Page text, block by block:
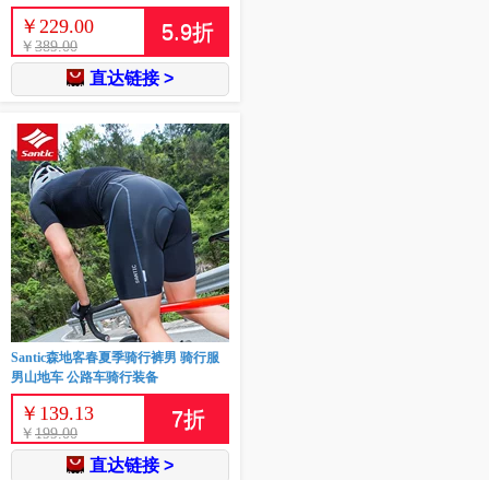
￥ 229.00
￥ 389.00
5.9折
直达链接 >
Santic森地客春夏季骑行裤男 骑行服
男山地车 公路车骑行装备
￥ 139.13
￥ 199.00
7折
直达链接 >